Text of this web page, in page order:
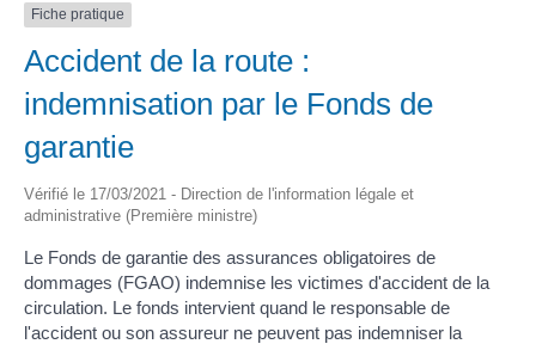
Fiche pratique
Accident de la route :
indemnisation par le Fonds de
garantie
Vérifié le 17/03/2021 - Direction de l'information légale et
administrative (Première ministre)
Le Fonds de garantie des assurances obligatoires de
dommages (FGAO) indemnise les victimes d'accident de la
circulation. Le fonds intervient quand le responsable de
l'accident ou son assureur ne peuvent pas indemniser la